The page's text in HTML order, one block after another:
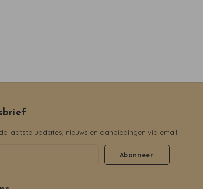
laatste updates, nieuws en aanbiedingen via email
Abonneer